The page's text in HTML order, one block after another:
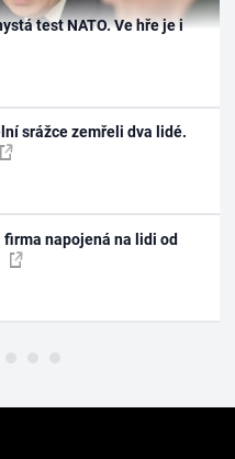
test NATO. Ve hře je i
srážce zemřeli dva lidé.
firma napojená na lidi od